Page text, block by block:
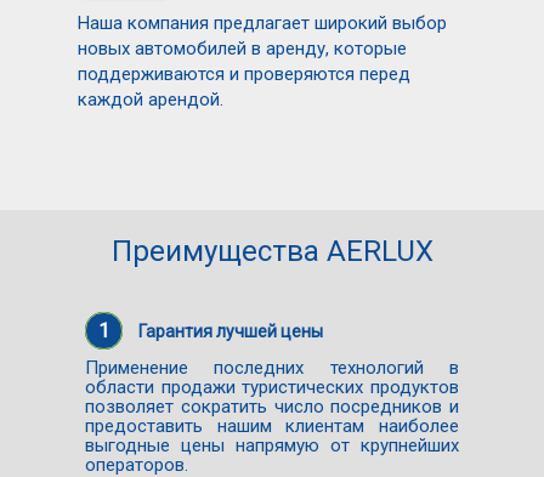
Наша компания предлагает широкий выбор
новых автомобилей в аренду, которые
поддерживаются и проверяются перед
каждой арендой.
Преимущества AERLUX
1 Гарантия лучшей цены
Применение последних технологий в
области продажи туристических продуктов
позволяет сократить число посредников и
предоставить нашим клиентам наиболее
выгодные цены напрямую от крупнейших
операторов.